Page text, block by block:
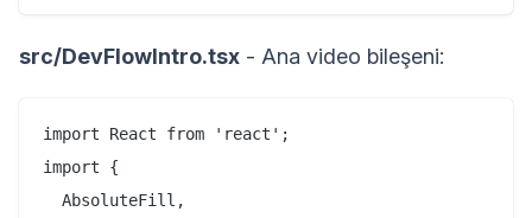
src/DevFlowIntro.tsx - Ana video bileşeni:
import React from 'react';
import {
  AbsoluteFill,